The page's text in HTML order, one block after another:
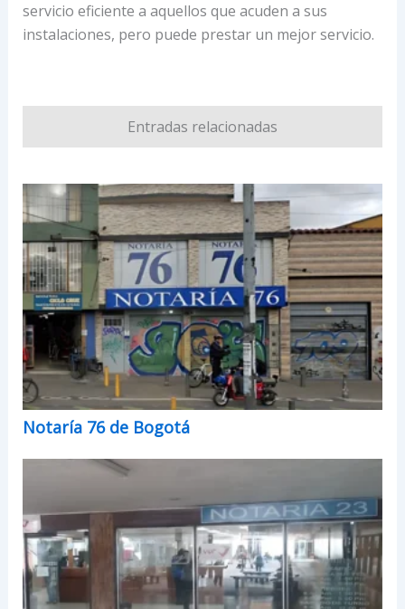
servicio eficiente a aquellos que acuden a sus
instalaciones, pero puede prestar un mejor servicio.
Entradas relacionadas
Notaría 76 de Bogotá